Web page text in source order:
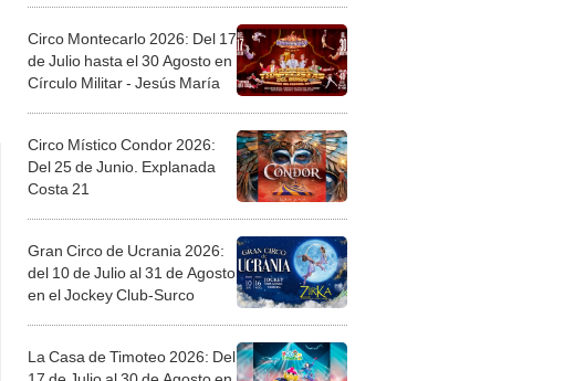
Circo Montecarlo 2026: Del 17
de Julio hasta el 30 Agosto en
Círculo Militar - Jesús María
Circo Místico Condor 2026:
Del 25 de Junio. Explanada
Costa 21
Gran Circo de Ucrania 2026:
del 10 de Julio al 31 de Agosto
en el Jockey Club-Surco
La Casa de Timoteo 2026: Del